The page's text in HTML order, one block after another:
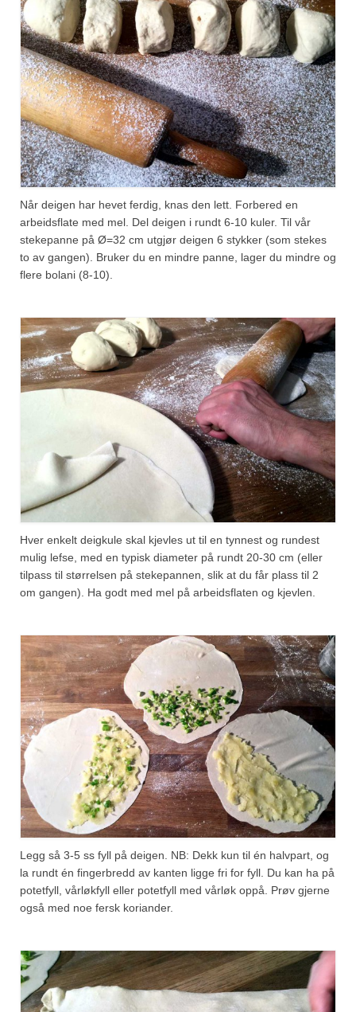
Når deigen har hevet ferdig, knas den lett. Forbered en
arbeidsflate med mel. Del deigen i rundt 6-10 kuler. Til vår
stekepanne på Ø=32 cm utgjør deigen 6 stykker (som stekes
to av gangen). Bruker du en mindre panne, lager du mindre og
flere bolani (8-10).
Hver enkelt deigkule skal kjevles ut til en tynnest og rundest
mulig lefse, med en typisk diameter på rundt 20-30 cm (eller
tilpass til størrelsen på stekepannen, slik at du får plass til 2
om gangen). Ha godt med mel på arbeidsflaten og kjevlen.
Legg så 3-5 ss fyll på deigen. NB: Dekk kun til én halvpart, og
la rundt én fingerbredd av kanten ligge fri for fyll. Du kan ha på
potetfyll, vårløkfyll eller potetfyll med vårløk oppå. Prøv gjerne
også med noe fersk koriander.